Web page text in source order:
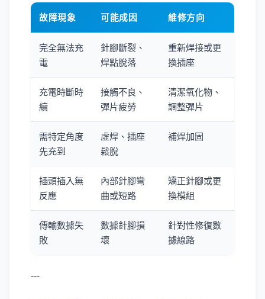
故障現象 可能成因 維修方向
完全無法充
電
針腳斷裂、
焊點脫落
重新焊接或更
換插座
充電時斷時
續
接觸不良、
彈片疲勞
清潔氧化物、
調整彈片
需特定角度
先充到
虛焊、插座
鬆脫
補焊加固
插頭插入無
反應
內部針腳彎
曲或短路
矯正針腳或更
換模組
傳輸數據失
敗
數據針腳損
壞
針對性修復數
據線路
---